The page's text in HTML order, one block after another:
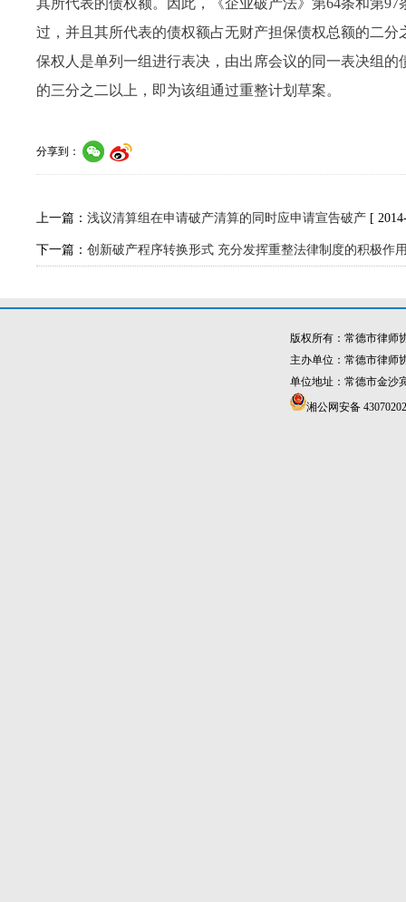
其所代表的债权额。因此，《企业破产法》第64条和第97
过，并且其所代表的债权额占无财产担保债权总额的二
保权人是单列一组进行表决，由出席会议的同一表决组
的三分之二以上，即为该组通过重整计划草案。
分享到：
上一篇： 浅议清算组在申请破产清算的同时应申请宣告破产 [
下一篇： 创新破产程序转换形式 充分发挥重整法律制度的积极作
版权所有：常德市律
主办单位：常德市律
单位地址：常德市金沙
湘公网安备